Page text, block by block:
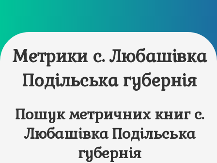
Метрики с. Любашівка
Подільська губернія
Пошук метричних книг с.
Любашівка Подільська
губернія